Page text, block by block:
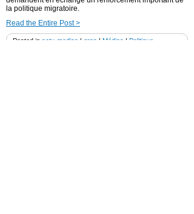
la politique migratoire.
Read the Entire Post >
Posted in actu-medias | gras | Médias | Politique